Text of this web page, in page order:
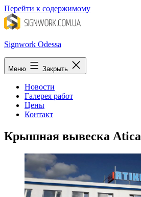
Перейти к содержимому
Signwork Odessa
Меню Закрыть
Новости
Галерея работ
Цены
Контакт
Крышная вывеска Atica